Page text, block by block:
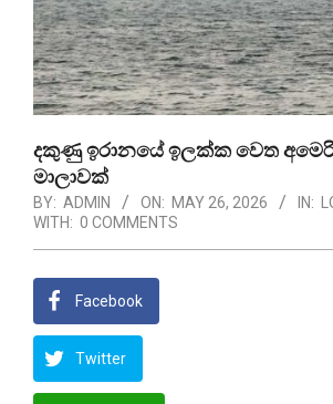
දකුණු ඉරානයේ ඉලක්ක වෙත
මාලාවක්
BY: ADMIN ON: MAY 26, 2026 IN:
WITH: 0 COMMENTS
Facebook
Twitter